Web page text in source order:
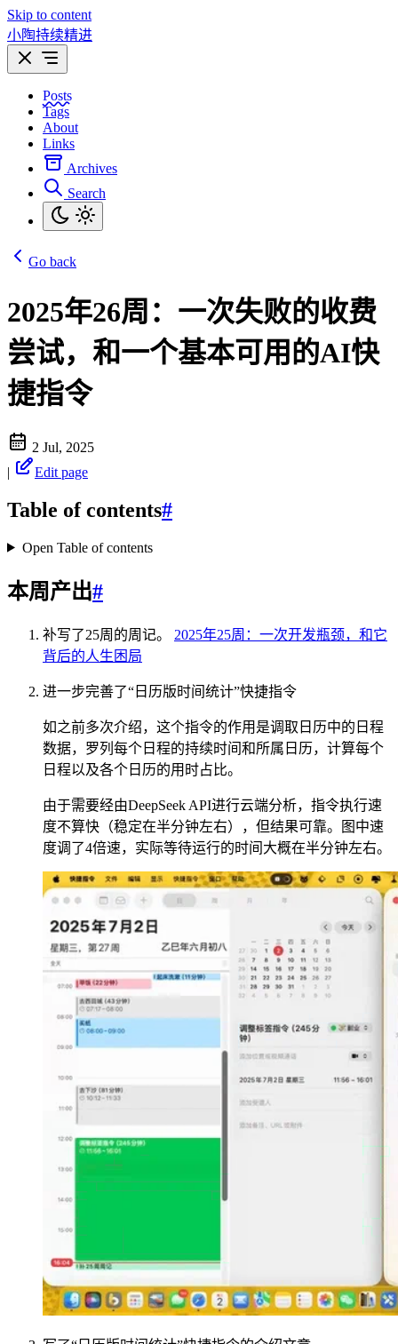
Skip to content
小陶持续精进
Posts
Tags
About
Links
Archives
Search
Go back
2025年26周：一次失败的收费
尝试，和一个基本可用的AI快
捷指令
2 Jul, 2025
|
Edit page
Table of contents#
Open Table of contents
本周产出#
补写了25周的周记。 2025年25周：一次开发瓶颈，和它
背后的人生困局
进一步完善了“日历版时间统计”快捷指令
如之前多次介绍，这个指令的作用是调取日历中的日程
数据，罗列每个日程的持续时间和所属日历，计算每个
日程以及各个日历的用时占比。
由于需要经由DeepSeek API进行云端分析，指令执行速
度不算快（稳定在半分钟左右），但结果可靠。图中速
度调了4倍速，实际等待运行的时间大概在半分钟左右。